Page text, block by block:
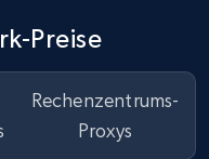
Preise
Rechenzentrums-
Proxys